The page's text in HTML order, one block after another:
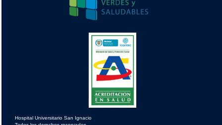
Hospital Universitario San Ignacio